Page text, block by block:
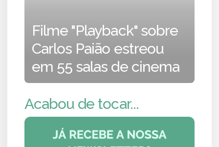
Filme "Playback" sobre
Carlos Paião estreou
em 55 salas de cinema
Acabou de tocar...